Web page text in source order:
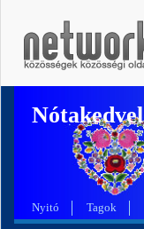
Nyitó Tagok